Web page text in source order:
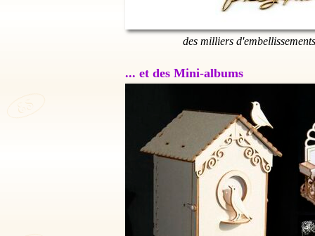
des milliers
... et des Mini-albums